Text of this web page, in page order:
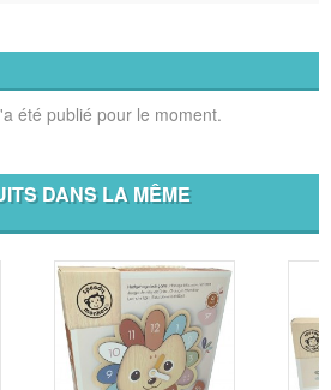
été publié pour le moment.
DANS LA MÊME